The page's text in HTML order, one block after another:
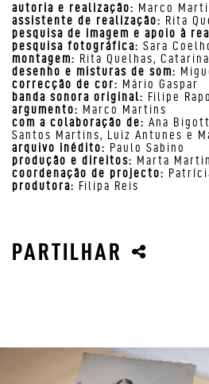
autoria e realização: Marco
assistente de realização: Rita
pesquisa de imagem e apoio à
pesquisa fotográfica: Sara
montagem: Rita Quelhas,
desenho e misturas de som:
correcção de cor: Mário Gaspar
banda sonora original: Filipe
argumento: Marco Martins
com a colaboração de: Ana
Santos Martins, Luiz Antunes e
arquivo inédito: Paulo Sabino
produção e direitos: Marta
coordenação de projecto:
produtora: Filipa Reis
PARTILHAR